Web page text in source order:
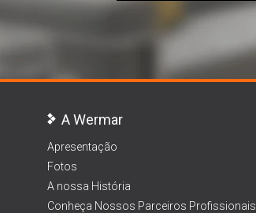
A Wermar
Apresentação
Fotos
A nossa História
Conheça Nossos Parceiros Profissionais